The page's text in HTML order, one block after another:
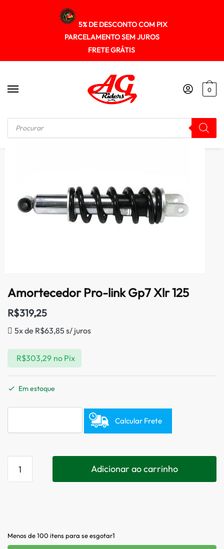
5% DE DESCONTO COM PIX
PARCELAMENTO SEM JUROS
FRETE GRÁTIS
0
Início / SUSPENÇÃO
Amortecedor Pro-link Gp7 Xlr 125
R$319,25
5x de R$63,85 s/ juros
R$303,29 no Pix
Em estoque
Calcular Frete
Adicionar ao carrinho
Menos de 100 itens para se esgotar1